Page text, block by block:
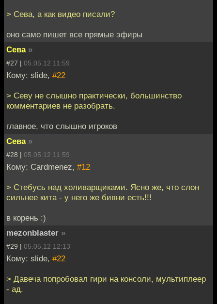
> Сева, а как видео писали?
оно само пишет все прямые эфиры
Сева »
#27 | 05.05.12 11:59
Кому: slide, #22
> Севу не слышно практически, большинство
комментариев не разобрать.
главное, что слышно игроков
Сева »
#28 | 05.05.12 11:59
Кому: Cardmenez, #12
> Стебусь над холиварщиками. Ясно же, что слон
сильнее кита - у него же бивни есть!!!
в корень :)
mezonblaster »
#29 | 05.05.12 12:13
Кому: slide, #22
> Давеча попробовал гири на консоли, мультиплеер
- ад.